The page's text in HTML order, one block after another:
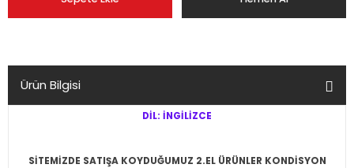
Ürün Bilgisi
DİL: İNGİLİZCE
SİTEMİZDE SATIŞA KOYDUĞUMUZ 2.EL ÜRÜNLER KONDİSYON